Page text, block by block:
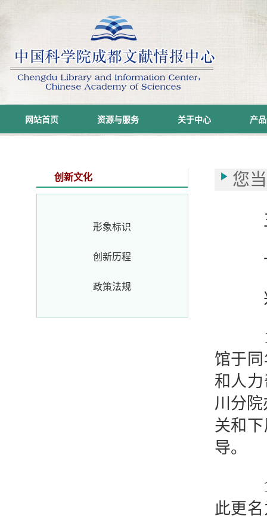
网站首页 资源与服务 关于中心 产
创新文化
形象标识
创新历程
政策法规
您
五
一
兴
馆于
和人
川分
关和
导。
此更